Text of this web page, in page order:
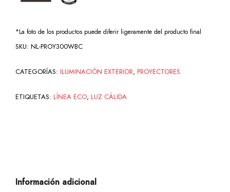
*La foto de los productos puede diferir ligeramente del producto final
SKU: NL-PROY300WBC
CATEGORÍAS: ILUMINACIÓN EXTERIOR, PROYECTORES
ETIQUETAS: LÍNEA ECO, LUZ CÁLIDA
Información adicional